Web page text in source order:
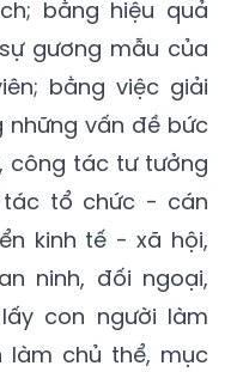
bằng hiệu quả
gương mẫu của
bằng việc giải
vấn đề bức
công tác tư tưởng
tổ chức - cán
kinh tế - xã hội,
ninh, đối ngoại,
con người làm
làm chủ thể, mục